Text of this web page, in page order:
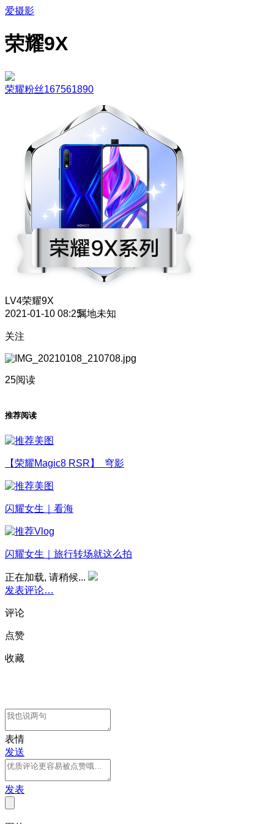
爱摄影
荣耀9X
荣耀粉丝167561890
LV4荣耀9X
2021-01-10 08:25属地未知
关注
25阅读
推荐阅读
【荣耀Magic8 RSR】 穹影
闪耀女生｜看海
闪耀女生｜旅行转场就这么拍
正在加载, 请稍候...
发表评论…
评论
点赞
收藏
表情
发送
发表